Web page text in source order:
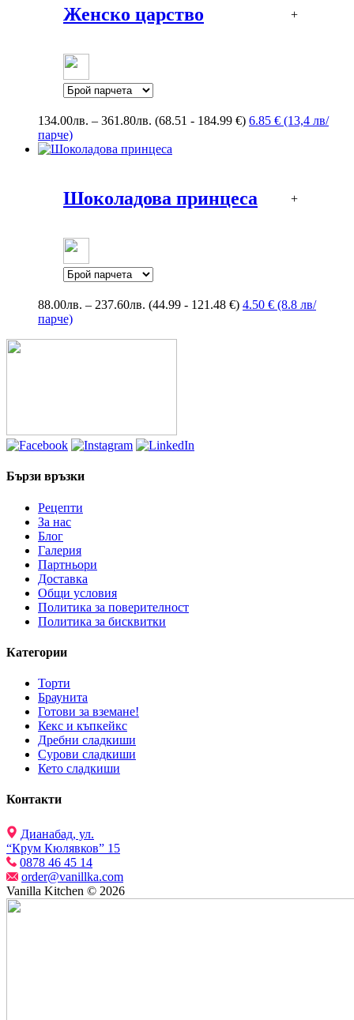
Женско царство +
134.00лв. – 361.80лв. Price
134.00лв.
(68.51 - 184.99 €) 6.85 € (13,4 лв/
парче)
Шоколадова принцеса +
88.00лв. – 237.60лв. Price
(44.99 - 121.48 €) 4.50 € (8.8 лв/
парче)
Бързи връзки
Рецепти
За нас
Блог
Галерия
Партньори
Доставка
Общи условия
Политика за поверителност
Политика за бисквитки
Категории
Торти
Браунита
Готови за вземане!
Кекс и къпкейкс
Дребни сладкиши
Сурови сладкиши
Кето сладкиши
Контакти
Дианабад, ул.
“Крум Кюлявков” 15
0878 46 45 14
order@vanillka.com
Vanilla Kitchen © 2026